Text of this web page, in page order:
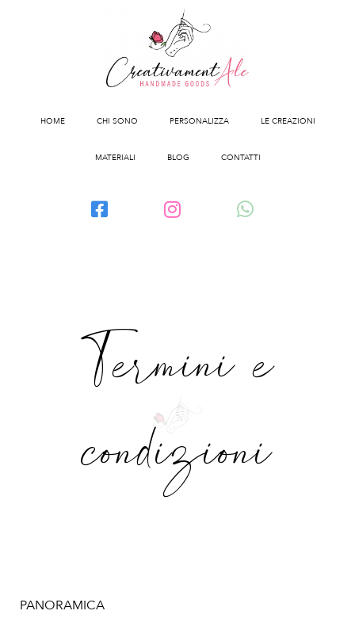
HOME CHI SONO PERSONALIZZA LE CREAZIONI
MATERIALI BLOG CONTATTI
Termini e
condizioni
PANORAMICA